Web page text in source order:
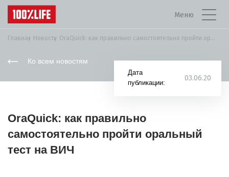
Меню
Главная Новости OraQuick: как правильно самостоятельно пройти оральный тест...
Ко всем новостям
Дата
публикации:
03.06.20
OraQuick: как правильно
самостоятельно пройти оральный
тест на ВИЧ